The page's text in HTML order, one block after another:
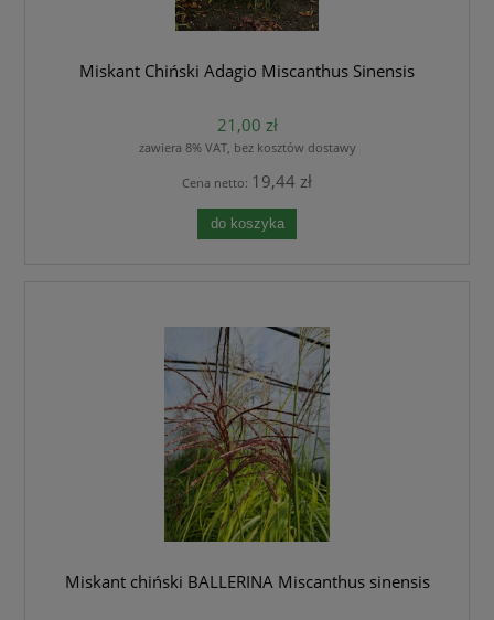
Miskant Chiński Adagio Miscanthus Sinensis
21,00 zł
zawiera 8% VAT, bez kosztów dostawy
Cena netto: 19,44 zł
do koszyka
Miskant chiński BALLERINA Miscanthus sinensis